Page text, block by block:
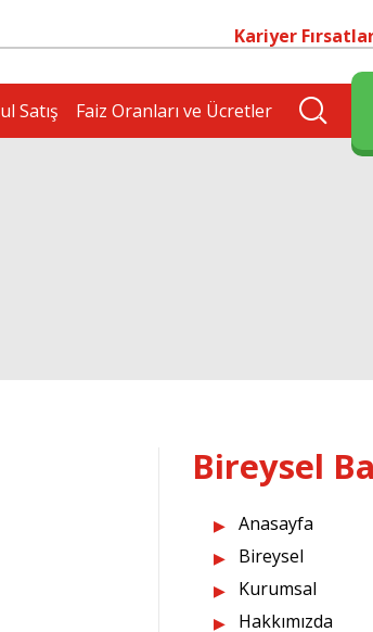
Kariyer
Satış Faiz Oranları ve Ücretler
Bireysel
Anasayfa
Bireysel
Kurumsal
Hakkımızda